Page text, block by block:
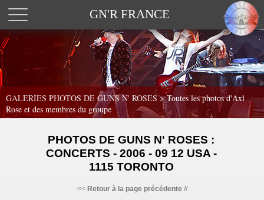
GN'R FRANCE
GALERIES PHOTOS DE GUNS N' ROSES >Toutes les photos d'Axl
Rose et des membres du groupe
PHOTOS DE GUNS N' ROSES :
CONCERTS - 2006 - 09 12 USA -
1115 TORONTO
<< Retour à la page précédente//